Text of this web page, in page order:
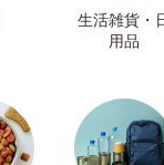
生活雑貨・
用品